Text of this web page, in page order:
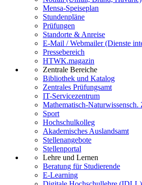
Mensa-Speiseplan
Stundenpläne
Prüfungen
Standorte & Anreise
E-Mail / Webmailer (Dienste
Pressebereich
HTWK.magazin
Zentrale Bereiche
Bibliothek und Katalog
Zentrales Prüfungsamt
IT-Servicezentrum
Mathematisch-Naturwissensch.
Sport
Hochschulkolleg
Akademisches Auslandsamt
Stellenangebote
Stellenportal
Lehre und Lernen
Beratung für Studierende
E-Learning